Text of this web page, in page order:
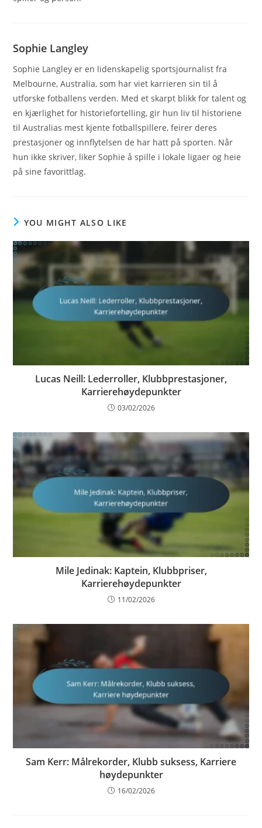
Sophie Langley
Sophie Langley er en lidenskapelig sportsjournalist fra
Melbourne, Australia, som har viet karrieren sin til å
utforske fotballens verden. Med et skarpt blikk for talent og
en kjærlighet for historiefortelling, gir hun liv til historiene
til Australias mest kjente fotballspillere, feirer deres
prestasjoner og innflytelsen de har hatt på sporten. Når
hun ikke skriver, liker Sophie å spille i lokale ligaer og heie
på sine favorittlag.
YOU MIGHT ALSO LIKE
Lucas Neill: Lederroller, Klubbprestasjoner,
Karrierehøydepunkter
03/02/2026
Mile Jedinak: Kaptein, Klubbpriser,
Karrierehøydepunkter
11/02/2026
Sam Kerr: Målrekorder, Klubb suksess, Karriere
høydepunkter
16/02/2026